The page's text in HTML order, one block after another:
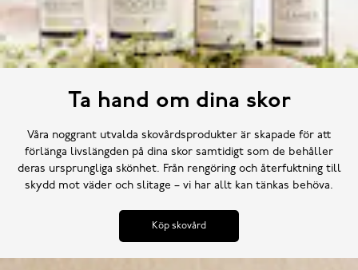
Ta hand om dina skor
Våra noggrant utvalda skovårdsprodukter är skapade för att
förlänga livslängden på dina skor samtidigt som de behåller
deras ursprungliga skönhet. Från rengöring och återfuktning till
skydd mot väder och slitage – vi har allt kan tänkas behöva.
Köp skovård